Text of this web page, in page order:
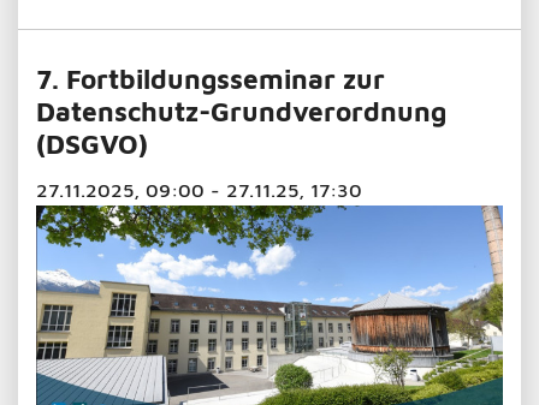
7. Fortbildungsseminar zur
Datenschutz-Grundverordnung
(DSGVO)
27.11.2025, 09:00 - 27.11.25, 17:30